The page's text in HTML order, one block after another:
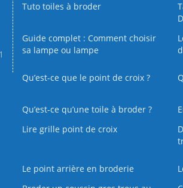
Tuto toiles à broder
Guide complet : Comment choisir
sa lampe ou lampe
Qu’est-ce que le point de croix ?
Qu’est‑ce qu’une toile à broder ?
Lire grille point de croix
Le point arrière en broderie